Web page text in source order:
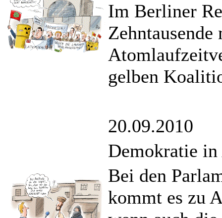
Im Berliner
gelben
20.09.2010
Demokratie
Bei den
kommt es zu